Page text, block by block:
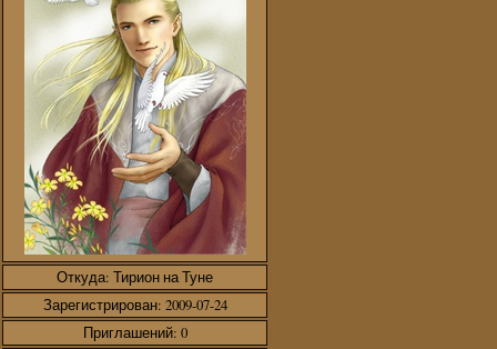
Откуда: Тирион на Туне
Зарегистрирован: 2009-07-24
Приглашений: 0